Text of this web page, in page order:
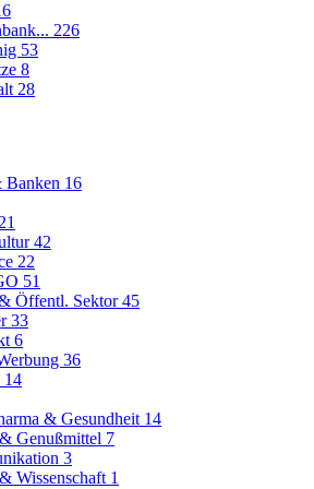
226
53
8
28
Banken 16
21
42
22
51
Öffentl. Sektor45
33
6
36
14
& Gesundheit 14
Genußmittel 7
3
Wissenschaft 1